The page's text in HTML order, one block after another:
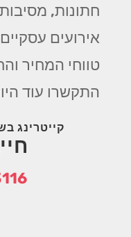
חתונות,
אירועים
התקשרו עוד
קייטרינג